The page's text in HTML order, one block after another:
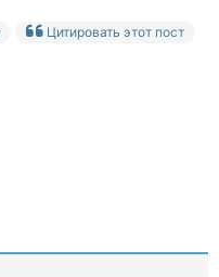
Цитировать этот пост